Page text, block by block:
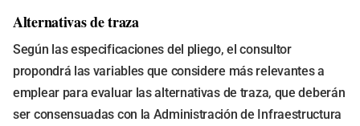
Alternativas de traza
Según las especificaciones del pliego, el consultor
propondrá las variables que considere más relevantes a
emplear para evaluar las alternativas de traza, que deberán
ser consensuadas con la Administración de Infraestructura